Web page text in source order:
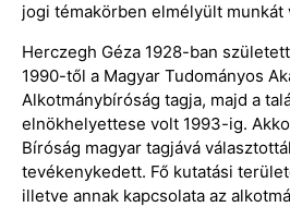
jogi témakörben elmélyült munkát
Herczegh Géza 1928-ban
1990-től a Magyar Tudományos
Alkotmánybíróság tagja, majd a
elnökhelyettese volt 1993-ig.
Bíróság magyar tagjává
tevékenykedett. Fő kutatási
illetve annak kapcsolata az